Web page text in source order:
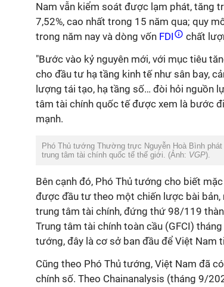
Nam vẫn kiểm soát được lạm phát, tăng
7,52%, cao nhất trong 15 năm qua; quy
trong năm nay và dòng vốn FDI
chất
"Bước vào kỷ nguyên mới, với mục tiêu
cho đầu tư hạ tầng kinh tế như sân bay,
lượng tái tạo, hạ tầng số… đòi hỏi nguồn
tâm tài chính quốc tế được xem là bước
mạnh.
Phó Thủ tướng Thường trực Nguyễn Hoà Bình
trung tâm tài chính quốc tế thế giới. (Ảnh: VGP).
Bên cạnh đó, Phó Thủ tướng cho biết
được đầu tư theo một chiến lược bài
trung tâm tài chính, đứng thứ 98/119
Trung tâm tài chính toàn cầu (GFCI)
tướng, đây là cơ sở ban đầu để Việt Nam
Cũng theo Phó Thủ tướng, Việt Nam đã
chính số. Theo Chainanalysis (tháng 9/